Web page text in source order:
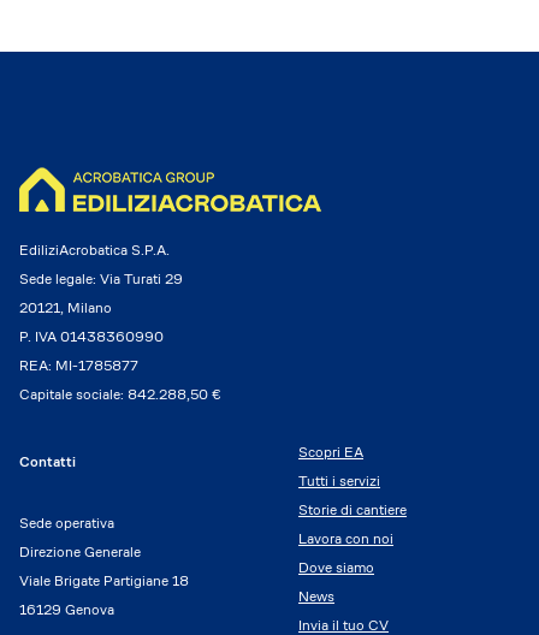
EdiliziAcrobatica S.P.A.
Sede legale: Via Turati 29
20121, Milano
P. IVA 01438360990
REA: MI-1785877
Capitale sociale: 842.288,50 €
Contatti
Sede operativa
Direzione Generale
Viale Brigate Partigiane 18
16129 Genova
Scopri EA
Tutti i servizi
Storie di cantiere
Lavora con noi
Dove siamo
News
Invia il tuo CV